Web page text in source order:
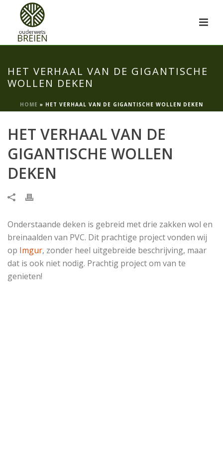
HET VERHAAL VAN DE GIGANTISCHE
WOLLEN DEKEN
HOME » HET VERHAAL VAN DE GIGANTISCHE WOLLEN DEKEN
HET VERHAAL VAN DE
GIGANTISCHE WOLLEN
DEKEN
Onderstaande deken is gebreid met drie zakken wol en
breinaalden van PVC. Dit prachtige project vonden wij
op Imgur, zonder heel uitgebreide beschrijving, maar
dat is ook niet nodig. Prachtig project om van te
genieten!